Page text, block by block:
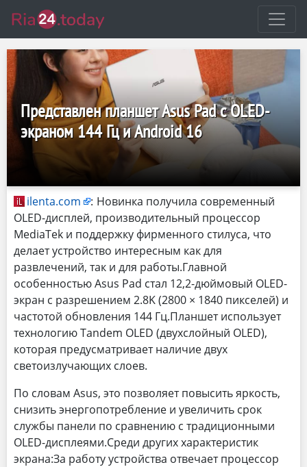
Представлен планшет Asus Pad с OLED-
экраном 144 Гц и Android 16
ilenta.com : Новинка получила современный
OLED-дисплей, производительный процессор
MediaTek и поддержку фирменного стилуса, что
делает устройство интересным как для
развлечений, так и для работы.Главной
особенностью Asus Pad стал 12,2-дюймовый OLED-
экран с разрешением 2.8K (2800 × 1840 пикселей) и
частотой обновления 144 Гц.Планшет использует
технологию Tandem OLED (двухслойный OLED),
которая предусматривает наличие двух
светоизлучающих слоев.
По словам Asus, это позволяет повысить яркость,
снизить энергопотребление и увеличить срок
службы панели по сравнению с традиционными
OLED-дисплеями.Среди других характеристик
экрана:За работу устройства отвечает процессор